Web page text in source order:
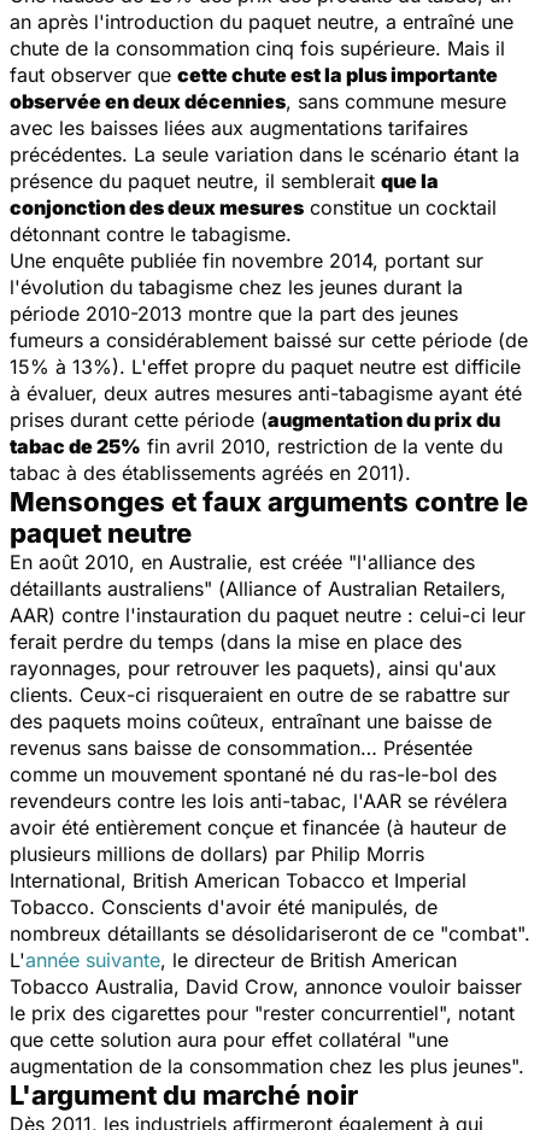
an après l'introduction du paquet neutre, a entraîné une
chute de la consommation cinq fois supérieure. Mais il
faut observer que cette chute est la plus importante
observée en deux décennies, sans commune mesure
avec les baisses liées aux augmentations tarifaires
précédentes. La seule variation dans le scénario étant la
présence du paquet neutre, il semblerait que la
conjonction des deux mesures constitue un cocktail
détonnant contre le tabagisme.
Une enquête publiée fin novembre 2014, portant sur
l'évolution du tabagisme chez les jeunes durant la
période 2010-2013 montre que la part des jeunes
fumeurs a considérablement baissé sur cette période (de
15% à 13%). L'effet propre du paquet neutre est difficile
à évaluer, deux autres mesures anti-tabagisme ayant été
prises durant cette période (augmentation du prix du
tabac de 25% fin avril 2010, restriction de la vente du
tabac à des établissements agréés en 2011).
Mensonges et faux arguments contre le
paquet neutre
En août 2010, en Australie, est créée "l'alliance des
détaillants australiens" (Alliance of Australian Retailers,
AAR) contre l'instauration du paquet neutre : celui-ci leur
ferait perdre du temps (dans la mise en place des
rayonnages, pour retrouver les paquets), ainsi qu'aux
clients. Ceux-ci risqueraient en outre de se rabattre sur
des paquets moins coûteux, entraînant une baisse de
revenus sans baisse de consommation… Présentée
comme un mouvement spontané né du ras-le-bol des
revendeurs contre les lois anti-tabac, l'AAR se révélera
avoir été entièrement conçue et financée (à hauteur de
plusieurs millions de dollars) par Philip Morris
International, British American Tobacco et Imperial
Tobacco. Conscients d'avoir été manipulés, de
nombreux détaillants se désolidariseront de ce "combat".
L'année suivante, le directeur de British American
Tobacco Australia, David Crow, annonce vouloir baisser
le prix des cigarettes pour "rester concurrentiel", notant
que cette solution aura pour effet collatéral "une
augmentation de la consommation chez les plus jeunes".
L'argument du marché noir
Dès 2011, les industriels affirmeront également à qui